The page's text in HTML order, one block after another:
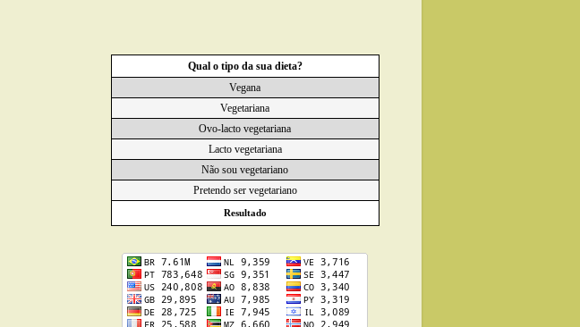
Qual o tipo da sua dieta?
Vegana
Vegetariana
Ovo-lacto vegetariana
Lacto vegetariana
Não sou vegetariano
Pretendo ser vegetariano
Resultado